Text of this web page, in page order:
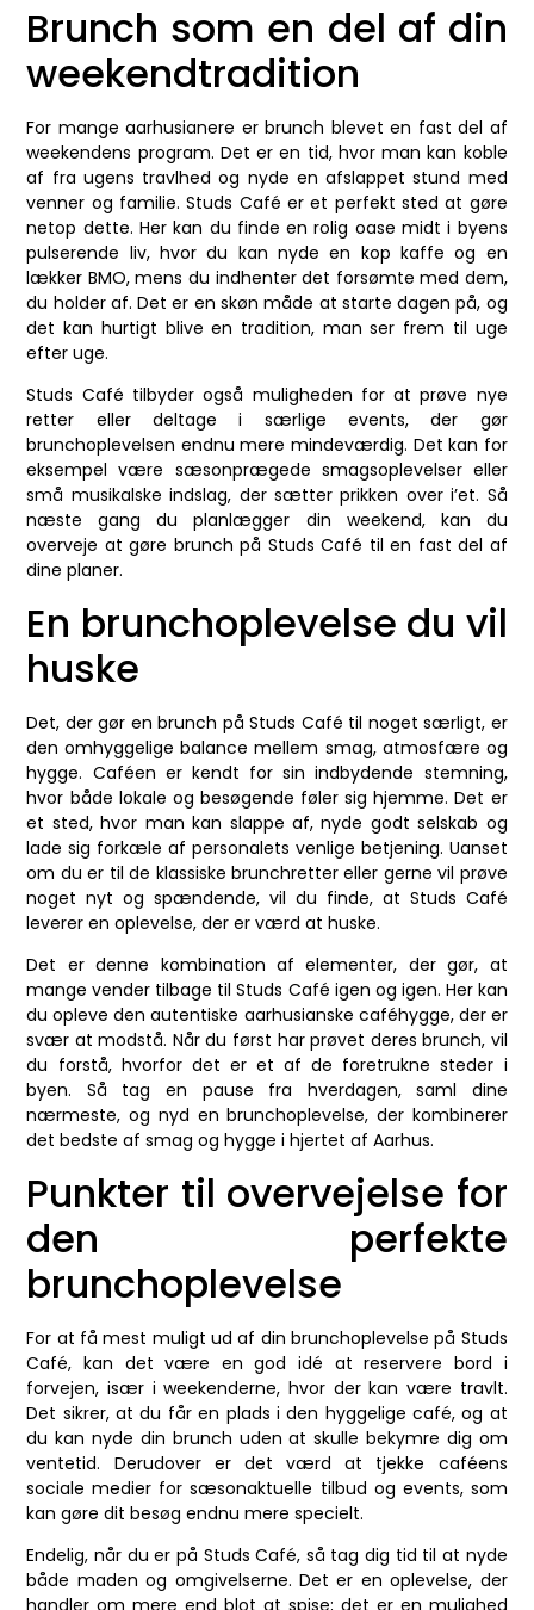
Brunch som en del af din
weekendtradition
For mange aarhusianere er brunch blevet en fast del af
weekendens program. Det er en tid, hvor man kan koble
af fra ugens travlhed og nyde en afslappet stund med
venner og familie. Studs Café er et perfekt sted at gøre
netop dette. Her kan du finde en rolig oase midt i byens
pulserende liv, hvor du kan nyde en kop kaffe og en
lækker BMO, mens du indhenter det forsømte med dem,
du holder af. Det er en skøn måde at starte dagen på, og
det kan hurtigt blive en tradition, man ser frem til uge
efter uge.
Studs Café tilbyder også muligheden for at prøve nye
retter eller deltage i særlige events, der gør
brunchoplevelsen endnu mere mindeværdig. Det kan for
eksempel være sæsonprægede smagsoplevelser eller
små musikalske indslag, der sætter prikken over i’et. Så
næste gang du planlægger din weekend, kan du
overveje at gøre brunch på Studs Café til en fast del af
dine planer.
En brunchoplevelse du vil
huske
Det, der gør en brunch på Studs Café til noget særligt, er
den omhyggelige balance mellem smag, atmosfære og
hygge. Caféen er kendt for sin indbydende stemning,
hvor både lokale og besøgende føler sig hjemme. Det er
et sted, hvor man kan slappe af, nyde godt selskab og
lade sig forkæle af personalets venlige betjening. Uanset
om du er til de klassiske brunchretter eller gerne vil prøve
noget nyt og spændende, vil du finde, at Studs Café
leverer en oplevelse, der er værd at huske.
Det er denne kombination af elementer, der gør, at
mange vender tilbage til Studs Café igen og igen. Her kan
du opleve den autentiske aarhusianske caféhygge, der er
svær at modstå. Når du først har prøvet deres brunch, vil
du forstå, hvorfor det er et af de foretrukne steder i
byen. Så tag en pause fra hverdagen, saml dine
nærmeste, og nyd en brunchoplevelse, der kombinerer
det bedste af smag og hygge i hjertet af Aarhus.
Punkter til overvejelse for
den perfekte
brunchoplevelse
For at få mest muligt ud af din brunchoplevelse på Studs
Café, kan det være en god idé at reservere bord i
forvejen, især i weekenderne, hvor der kan være travlt.
Det sikrer, at du får en plads i den hyggelige café, og at
du kan nyde din brunch uden at skulle bekymre dig om
ventetid. Derudover er det værd at tjekke caféens
sociale medier for sæsonaktuelle tilbud og events, som
kan gøre dit besøg endnu mere specielt.
Endelig, når du er på Studs Café, så tag dig tid til at nyde
både maden og omgivelserne. Det er en oplevelse, der